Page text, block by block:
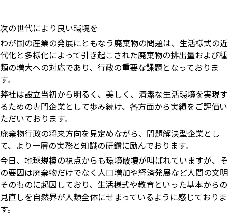
次の世代により良い環境を
わが国の産業の発展にともなう廃棄物の問題は、生活様式の近
代化と多様化によって引き起こされた廃棄物の排出量および種
類の増大への対応であり、行政の重要な課題となっておりま
す。
弊社は設立当初から明るく、美しく、清潔な生活環境を実現す
るための専門企業として歩み続け、各方面から実績をご評価い
ただいております。
廃棄物行政の将来方向を見定めながら、問題解決型企業とし
て、より一層の実務と知識の研鑽に励んでおります。
今日、地球規模の視点からも環境破壊が叫ばれていますが、そ
の要因は廃棄物だけでなく人口増加や経済発展など人間の文明
そのものに起因しており、生活様式や教育といった基本からの
見直しを自然界が人類全体にせまっているように感じておりま
す。